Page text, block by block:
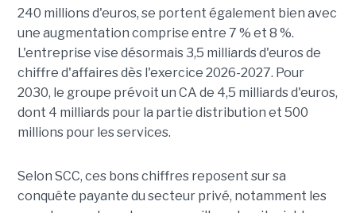
240 millions d'euros, se portent également bien avec
une augmentation comprise entre 7 % et 8 %.
L'entreprise vise désormais 3,5 milliards d'euros de
chiffre d'affaires dès l'exercice 2026-2027. Pour
2030, le groupe prévoit un CA de 4,5 milliards d'euros,
dont 4 milliards pour la partie distribution et 500
millions pour les services.
Selon SCC, ces bons chiffres reposent sur sa
conquête payante du secteur privé, notamment les